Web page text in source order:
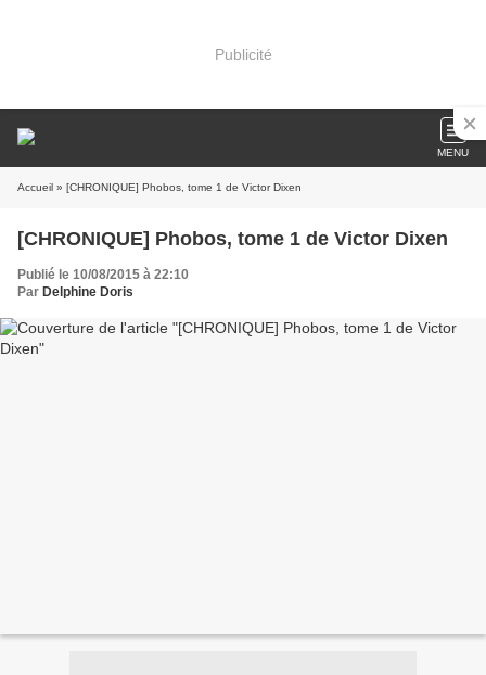
Publicité
MENU
Accueil » [CHRONIQUE] Phobos, tome 1 de Victor Dixen
[CHRONIQUE] Phobos, tome 1 de Victor Dixen
Publié le 10/08/2015 à 22:10
Par Delphine Doris